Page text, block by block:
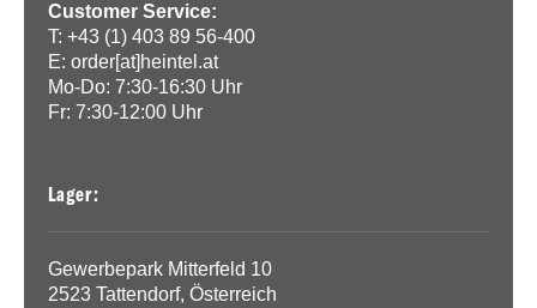
Customer Service:
T: +43 (1) 403 89 56-400
E: order[at]heintel.at
Mo-Do: 7:30-16:30 Uhr
Fr: 7:30-12:00 Uhr
Lager:
Gewerbepark Mitterfeld 10
2523 Tattendorf, Österreich